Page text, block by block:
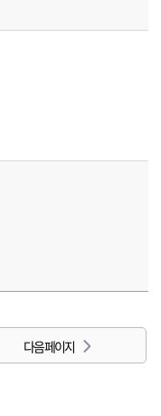
다음 페이지